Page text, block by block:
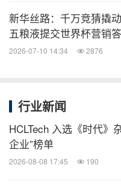
新华丝路：千万竞猜撬
五粮液提交世界杯营销
2026-07-10 14:34 2876
行业新闻
HCLTech 入选《时代》
企业”榜单
2026-08-08 17:45 190